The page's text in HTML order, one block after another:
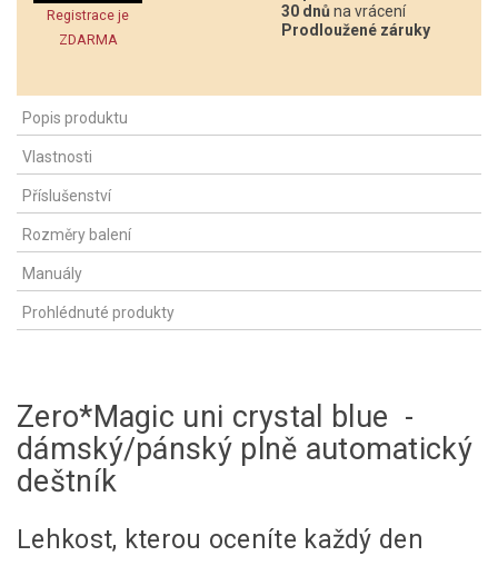
Registrace je
ZDARMA
30 dnů na vrácení
Prodloužené záruky
Popis produktu
Vlastnosti
Příslušenství
Rozměry balení
Manuály
Prohlédnuté produkty
Zero*Magic uni crystal blue -
dámský/pánský plně automatický
deštník
Lehkost, kterou oceníte každý den